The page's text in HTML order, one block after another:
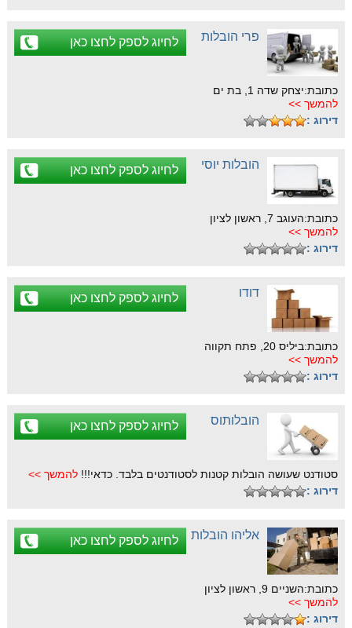
פרי הובלות לחיוג לספק לחצו כאן
כתובת:יצחק שדה 1, בת ים
להמשך >>
דירוג :
הובלות יוסי לחיוג לספק לחצו כאן
כתובת:העוגב 7, ראשון לציון
להמשך >>
דירוג :
דודו לחיוג לספק לחצו כאן
כתובת:ביליס 20, פתח תקווה
להמשך >>
דירוג :
הובלותוס לחיוג לספק לחצו כאן
סטודנט שעושה הובלות קטנות לסטודנטים בלבד. כדאי!!! להמשך >>
דירוג :
אליהו הובלות לחיוג לספק לחצו כאן
כתובת:השניים 9, ראשון לציון
להמשך >>
דירוג :